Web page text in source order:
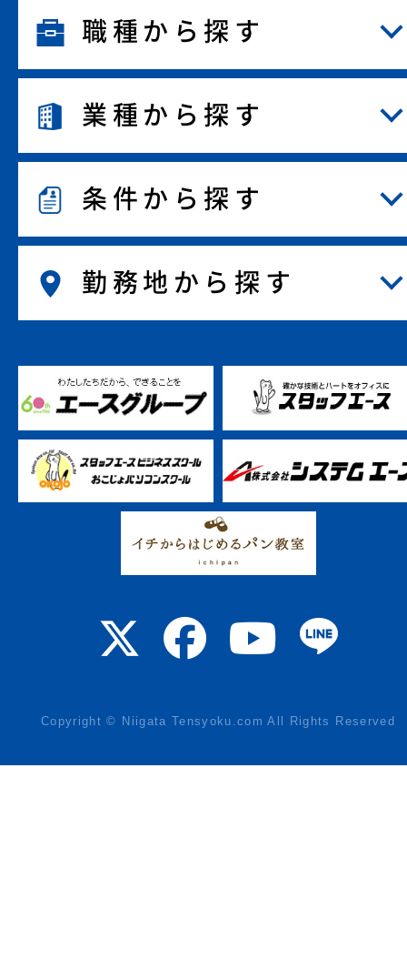
職種から探す
業種から探す
条件から探す
勤務地から探す
Copyright © Niigata Tensyoku.com All Rights Reserved